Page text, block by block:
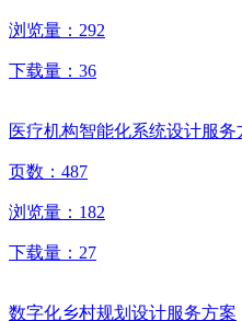
浏览量： 292
下载量： 36
医疗机构智能化系统设计服务
页数： 487
浏览量： 182
下载量： 27
数字化乡村规划设计服务方案